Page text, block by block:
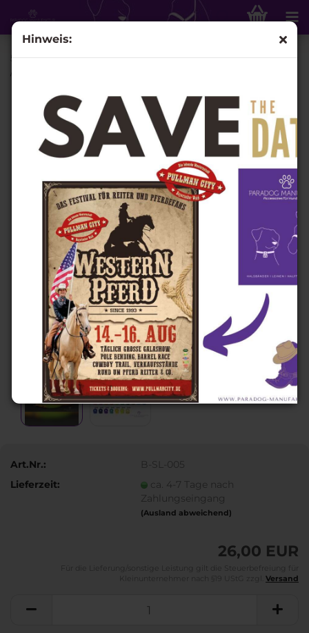
Hinweis:
5m Bi-Colour Schleppleine mit Handschlaufe, Fb. Apfelgrün
Art.Nr.:
B-SL-005
Lieferzeit:
ca. 4-7 Tage nach
Zahlungseingang
(Ausland abweichend)
26,00 EUR
Versand